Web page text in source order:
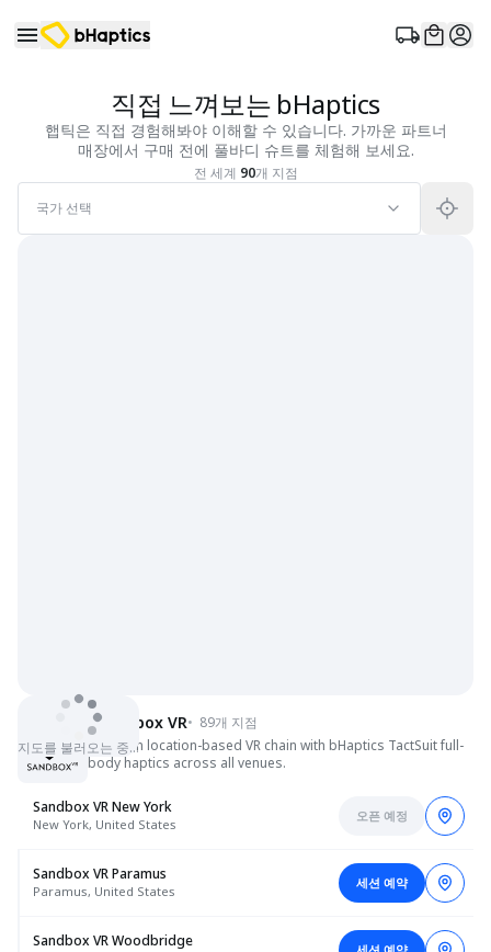
직접 느껴보는 bHaptics
햅틱은 직접 경험해봐야 이해할 수 있습니다. 가까운 파트너
매장에서 구매 전에 풀바디 슈트를 체험해 보세요.
전 세계 90개 지점
국가 선택
지도를 불러오는 중…
Sandbox VR• 89개 지점
Premium location-based VR chain with bHaptics TactSuit full-
body haptics across all venues.
Sandbox VR New York
New York, United States
오픈 예정
Sandbox VR Paramus
Paramus, United States
세션 예약
Sandbox VR Woodbridge